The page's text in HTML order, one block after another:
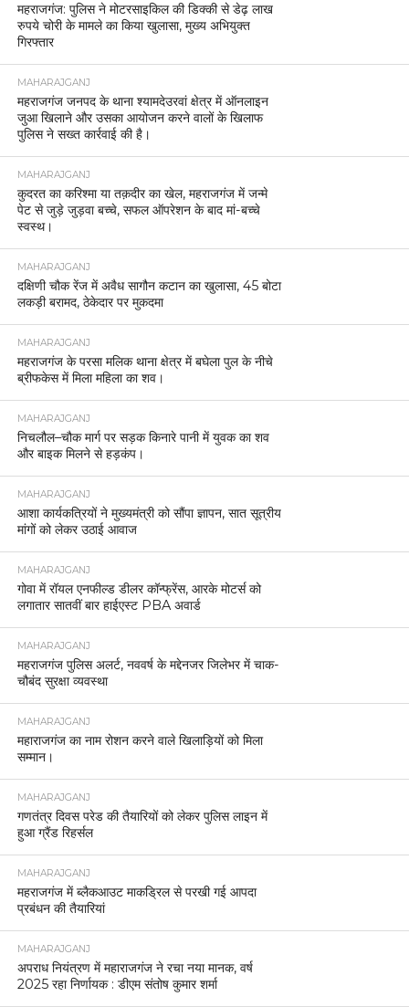
महराजगंज: पुलिस ने मोटरसाइकिल की डिक्की से डेढ़ लाख
रुपये चोरी के मामले का किया खुलासा, मुख्य अभियुक्त
गिरफ्तार
MAHARAJGANJ
महराजगंज जनपद के थाना श्यामदेउरवां क्षेत्र में ऑनलाइन
जुआ खिलाने और उसका आयोजन करने वालों के खिलाफ
पुलिस ने सख्त कार्रवाई की है।
MAHARAJGANJ
कुदरत का करिश्मा या तक़दीर का खेल, महराजगंज में जन्मे
पेट से जुड़े जुड़वा बच्चे, सफल ऑपरेशन के बाद मां-बच्चे
स्वस्थ।
MAHARAJGANJ
दक्षिणी चौक रेंज में अवैध सागौन कटान का खुलासा, 45 बोटा
लकड़ी बरामद, ठेकेदार पर मुकदमा
MAHARAJGANJ
महराजगंज के परसा मलिक थाना क्षेत्र में बघेला पुल के नीचे
ब्रीफकेस में मिला महिला का शव।
MAHARAJGANJ
निचलौल–चौक मार्ग पर सड़क किनारे पानी में युवक का शव
और बाइक मिलने से हड़कंप।
MAHARAJGANJ
आशा कार्यकत्रियों ने मुख्यमंत्री को सौंपा ज्ञापन, सात सूत्रीय
मांगों को लेकर उठाई आवाज
MAHARAJGANJ
गोवा में रॉयल एनफील्ड डीलर कॉन्फ्रेंस, आरके मोटर्स को
लगातार सातवीं बार हाईएस्ट PBA अवार्ड
MAHARAJGANJ
महराजगंज पुलिस अलर्ट, नववर्ष के मद्देनजर जिलेभर में चाक-
चौबंद सुरक्षा व्यवस्था
MAHARAJGANJ
महाराजगंज का नाम रोशन करने वाले खिलाड़ियों को मिला
सम्मान।
MAHARAJGANJ
गणतंत्र दिवस परेड की तैयारियों को लेकर पुलिस लाइन में
हुआ ग्रैंड रिहर्सल
MAHARAJGANJ
महराजगंज में ब्लैकआउट माकड्रिल से परखी गई आपदा
प्रबंधन की तैयारियां
MAHARAJGANJ
अपराध नियंत्रण में महाराजगंज ने रचा नया मानक, वर्ष
2025 रहा निर्णायक : डीएम संतोष कुमार शर्मा